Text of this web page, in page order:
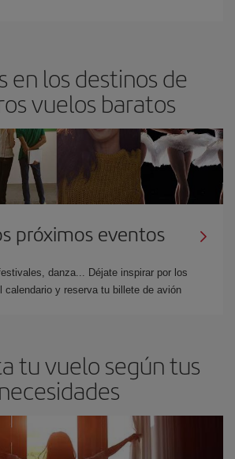
en los destinos de
vuelos baratos
próximos eventos
danza... Déjate inspirar por los
calendario y reserva tu billete de avión
tu vuelo según tus
necesidades